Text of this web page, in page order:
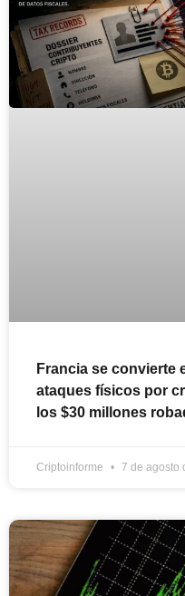
Francia se convierte
ataques físicos por
los $30 millones
Criptoinforme 7 de agosto